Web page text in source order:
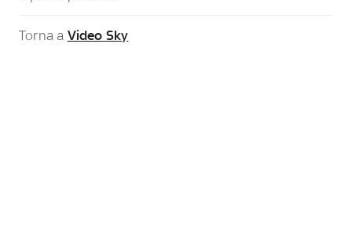
Torna a Video Sky